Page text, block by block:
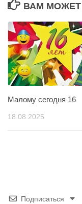
ВАМ МОЖЕТ
Малому сегодня 16
18.08.2025
Подписаться